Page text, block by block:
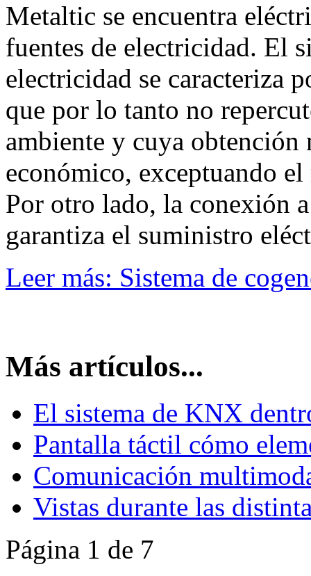
Metaltic se encuentra
fuentes de electricidad. El
electricidad se caracteriza
que por lo tanto no
ambiente y cuya obtención
económico, exceptuando
Por otro lado, la conexión
garantiza el suministro
Leer más: Sistema de
Más artículos...
El sistema de KNX
Pantalla táctil cómo
Comunicación
Vistas durante las
Página 1 de 7